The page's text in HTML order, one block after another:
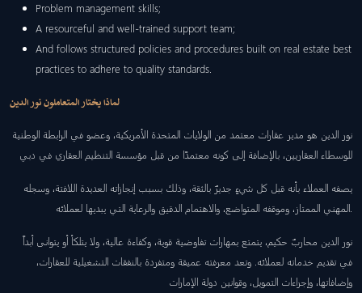
Problem management skills;
A resourceful and well-trained support team;
And follows structured policies and procedures built on real estate best
practices to adhere to quality standards.
لماذا يختار المتعاملون نور الدين
نور الدين هو مدير عقارات معتمد من الولايات المتحدة الأمريكية، وعضو في الرابطة الوطنية
للوسطاء العقاريين، بالإضافة إلى كونه معتمدًا من قبل مؤسسة التنظيم العقاري في دبي
يصفه العملاء بأنه قبل كل شيءٍ جديرٌ بالثقة، وذلك بسبب إنجازاته العديدة اللافتة، وسجله
المهني الممتاز، وموقفه المتواضع، والاهتمام الدقيق والرعاية التي يبديها لعملائه.
نور الدين محاربٌ حكيم، يتمتع بمهارات تفاوضية قوية، وكفاءة عالية، ولا يتلكأ أو يتوانى أبداً
في تقديم خدماته لعملائه. وتعد معرفته عميقة ومتفردة بالنفقات التشغيلية للعقارات،
وإضافاتها، وإجراءات التمويل، وقوانين دولة الإمارات